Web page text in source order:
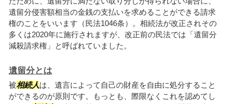
遺留分侵害額相当の金銭の支払いを求めることができる請求
権のことをいいます（民法1046条）。相続法が改正されその
多くは2020年に施行されますが、改正前の民法では「遺留分
減殺請求権」と呼ばれていました。
遺留分とは
被相続人は、遺言によって自己の財産を自由に処分すること
ができるのが原則です。もっとも、際限なくこれを認めてし